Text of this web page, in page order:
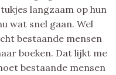
langzaam op hun
wat snel gaan. Wel
bestaande mensen
boeken. Dat lijkt me
bestaande mensen